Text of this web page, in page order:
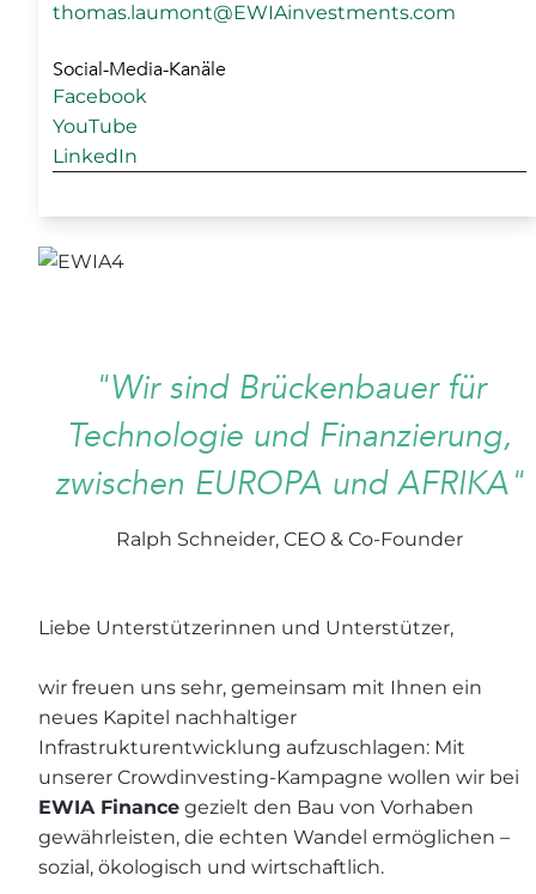
thomas.laumont@EWIAinvestments.com
Social-Media-Kanäle
Facebook
YouTube
LinkedIn
"Wir sind Brückenbauer für
Technologie und Finanzierung,
zwischen EUROPA und AFRIKA"
Ralph Schneider, CEO & Co-Founder
Liebe Unterstützerinnen und Unterstützer,
wir freuen uns sehr, gemeinsam mit Ihnen ein
neues Kapitel nachhaltiger
Infrastrukturentwicklung aufzuschlagen: Mit
unserer Crowdinvesting-Kampagne wollen wir bei
EWIA Finance gezielt den Bau von Vorhaben
gewährleisten, die echten Wandel ermöglichen –
sozial, ökologisch und wirtschaftlich.